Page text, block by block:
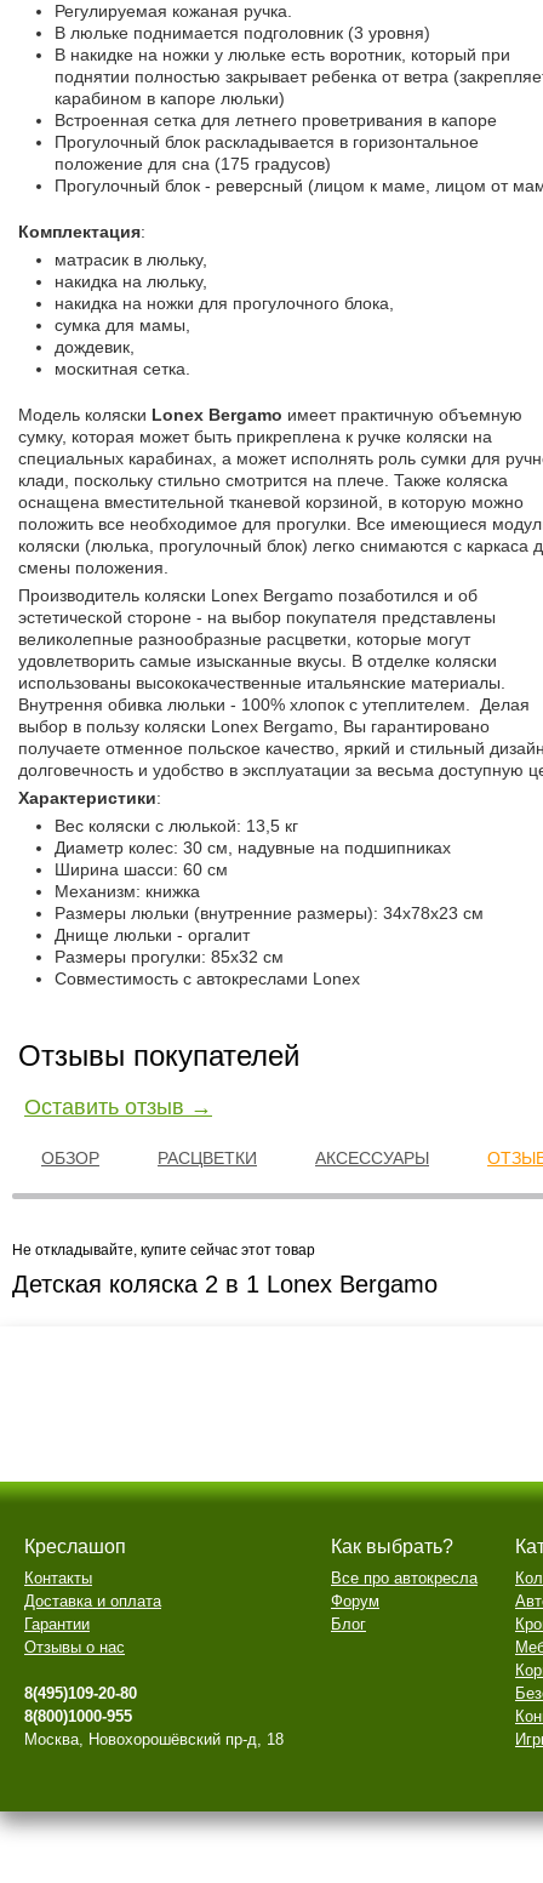
Регулируемая кожаная ручка.
В люльке поднимается подголовник (3 уровня)
В накидке на ножки у люльке есть воротник, который при
поднятии полностью закрывает ребенка от ветра
карабином в капоре люльки)
Встроенная сетка для летнего проветривания в капоре
Прогулочный блок раскладывается в горизонтальное
положение для сна (175 градусов)
Прогулочный блок - реверсный (лицом к маме, лицом от
Комплектация:
матрасик в люльку,
накидка на люльку,
накидка на ножки для прогулочного блока,
сумка для мамы,
дождевик,
москитная сетка.
Модель коляски Lonex Bergamo имеет практичную объемную
сумку, которая может быть прикреплена к ручке коляски на
специальных карабинах, а может исполнять роль сумки для
клади, поскольку стильно смотрится на плече. Также коляска
оснащена вместительной тканевой корзиной, в которую можно
положить все необходимое для прогулки. Все имеющиеся
коляски (люлька, прогулочный блок) легко снимаются с каркаса
смены положения.
Производитель коляски Lonex Bergamo позаботился и об
эстетической стороне - на выбор покупателя представлены
великолепные разнообразные расцветки, которые могут
удовлетворить самые изысканные вкусы. В отделке коляски
использованы высококачественные итальянские материалы.
Внутрення обивка люльки - 100% хлопок с утеплителем. Делая
выбор в пользу коляски Lonex Bergamo, Вы гарантировано
получаете отменное польское качество, яркий и стильный
долговечность и удобство в эксплуатации за весьма доступную
Характеристики:
Вес коляски с люлькой: 13,5 кг
Диаметр колес: 30 см, надувные на подшипниках
Ширина шасси: 60 см
Механизм: книжка
Размеры люльки (внутренние размеры): 34х78х23 см
Днище люльки - оргалит
Размеры прогулки: 85х32 см
Совместимость с автокреслами Lonex
Отзывы покупателей
Оставить отзыв →
ОБЗОР РАСЦВЕТКИ АКСЕССУАРЫ
Не откладывайте, купите сейчас этот товар
Детская коляска 2 в 1 Lonex Bergamo
Креслашоп
Контакты
Доставка и оплата
Гарантии
Отзывы о нас
8(495)109-20-80
8(800)1000-955
Москва, Новохорошёвский пр-д, 18
Как выбрать?
Все про автокресла
Форум
Блог